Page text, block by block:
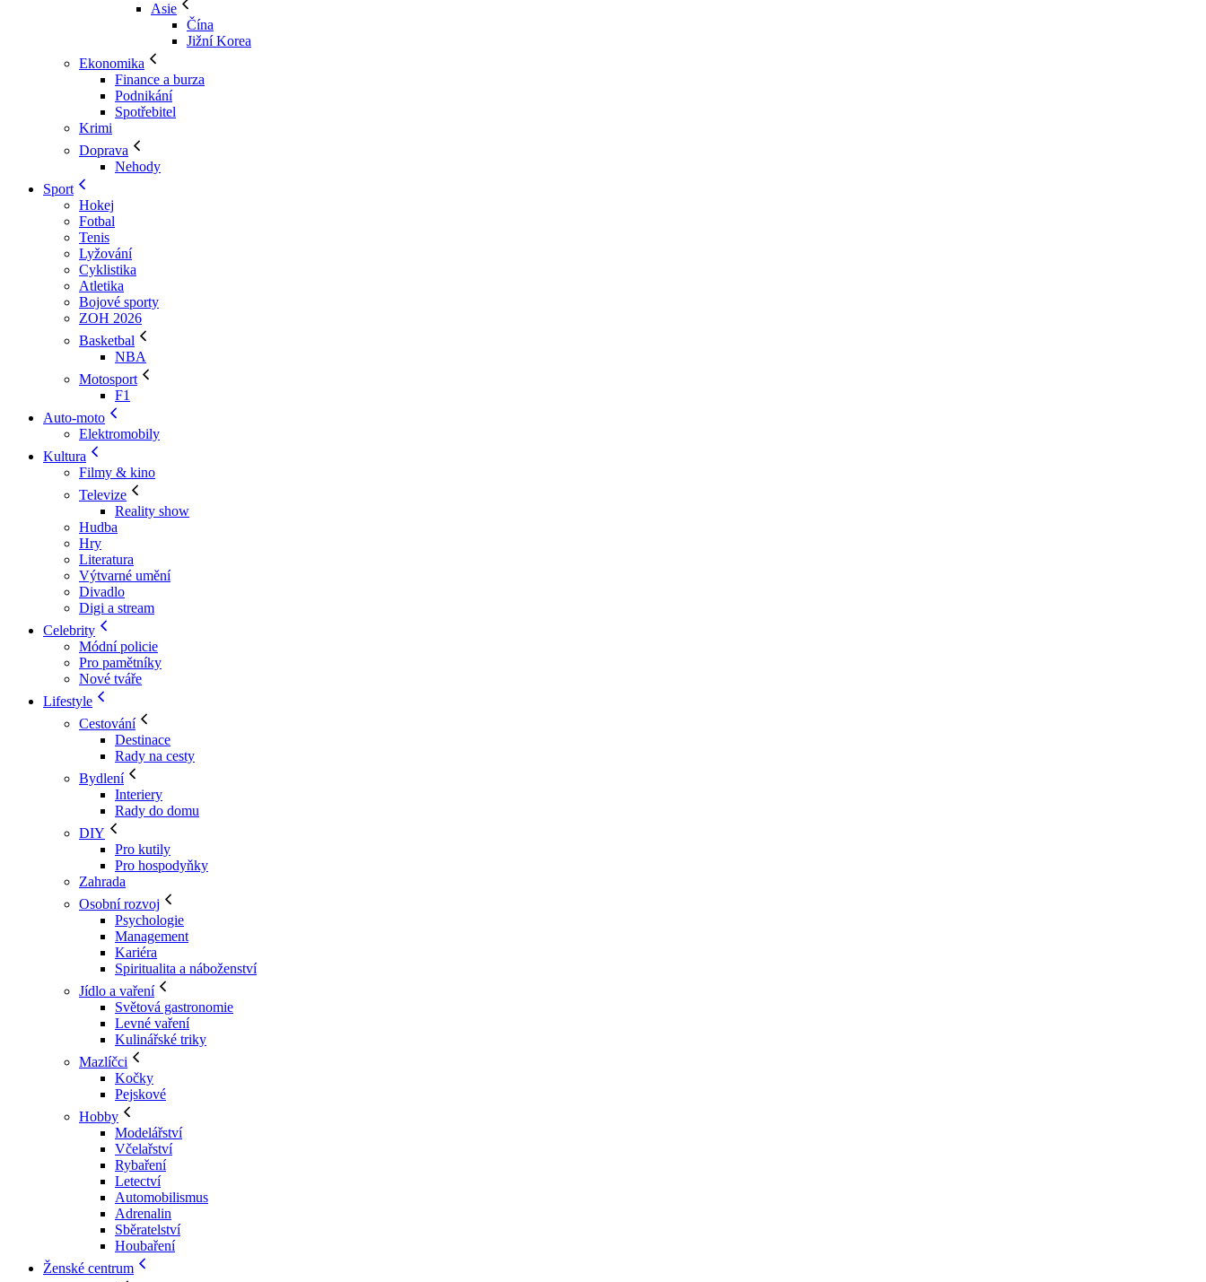
Asie
Čína
Jižní Korea
Ekonomika
Finance a burza
Podnikání
Spotřebitel
Krimi
Doprava
Nehody
Sport
Hokej
Fotbal
Tenis
Lyžování
Cyklistika
Atletika
Bojové sporty
ZOH 2026
Basketbal
NBA
Motosport
F1
Auto-moto
Elektromobily
Kultura
Filmy & kino
Televize
Reality show
Hudba
Hry
Literatura
Výtvarné umění
Divadlo
Digi a stream
Celebrity
Módní policie
Pro pamětníky
Nové tváře
Lifestyle
Cestování
Destinace
Rady na cesty
Bydlení
Interiery
Rady do domu
DIY
Pro kutily
Pro hospodyňky
Zahrada
Osobní rozvoj
Psychologie
Management
Kariéra
Spiritualita a náboženství
Jídlo a vaření
Světová gastronomie
Levné vaření
Kulinářské triky
Mazlíčci
Kočky
Pejskové
Hobby
Modelářství
Včelařství
Rybaření
Letectví
Automobilismus
Adrenalin
Sběratelství
Houbaření
Ženské centrum